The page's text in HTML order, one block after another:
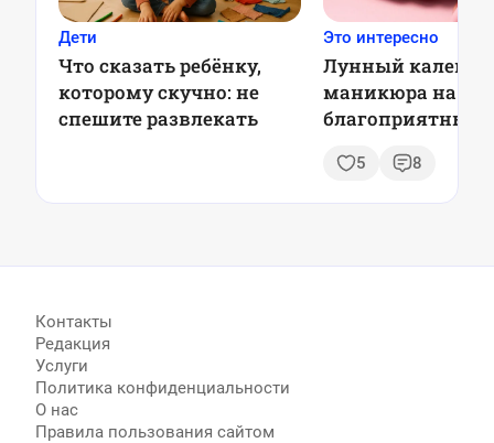
Дети
Что сказать ребёнку,
которому скучно: не
спешите развлекать
Это интересно
Лунный
маникюра на
благоприятные
тренды
5 8
Контакты
Редакция
Услуги
Политика конфиденциальности
О нас
Правила пользования сайтом